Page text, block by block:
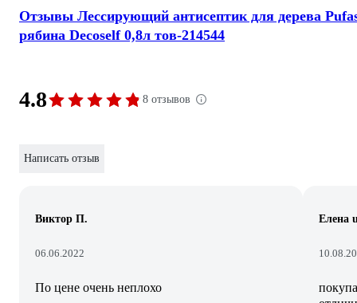
Отзывы Лессирующий антисептик для дерева
рябина Decoself 0,8л тов-214544
4.8 8 отзывов
Написать отзыв
Виктор П.
06.06.2022
По цене очень неплохо
Елена